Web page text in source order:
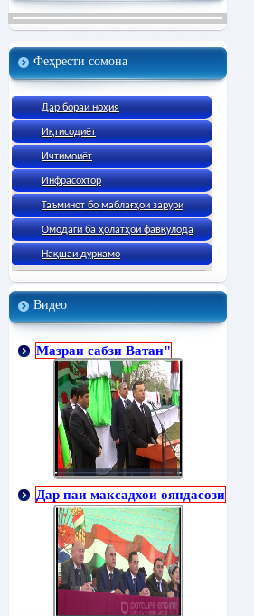
Феҳрести сомона
Дар бораи ноҳия
Иқтисодиёт
Ичтимоиёт
Инфрасохтор
Таъминот бо маблағҳои зарури
Омодаги ба ҳолатҳои фавқулода
Нақшаи дурнамо
Видео
Мазраи сабзи Ватан"
Дар паи максадхои ояндасози